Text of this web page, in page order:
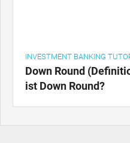
INVESTMENT BANKING
Down Round
ist Down Round?